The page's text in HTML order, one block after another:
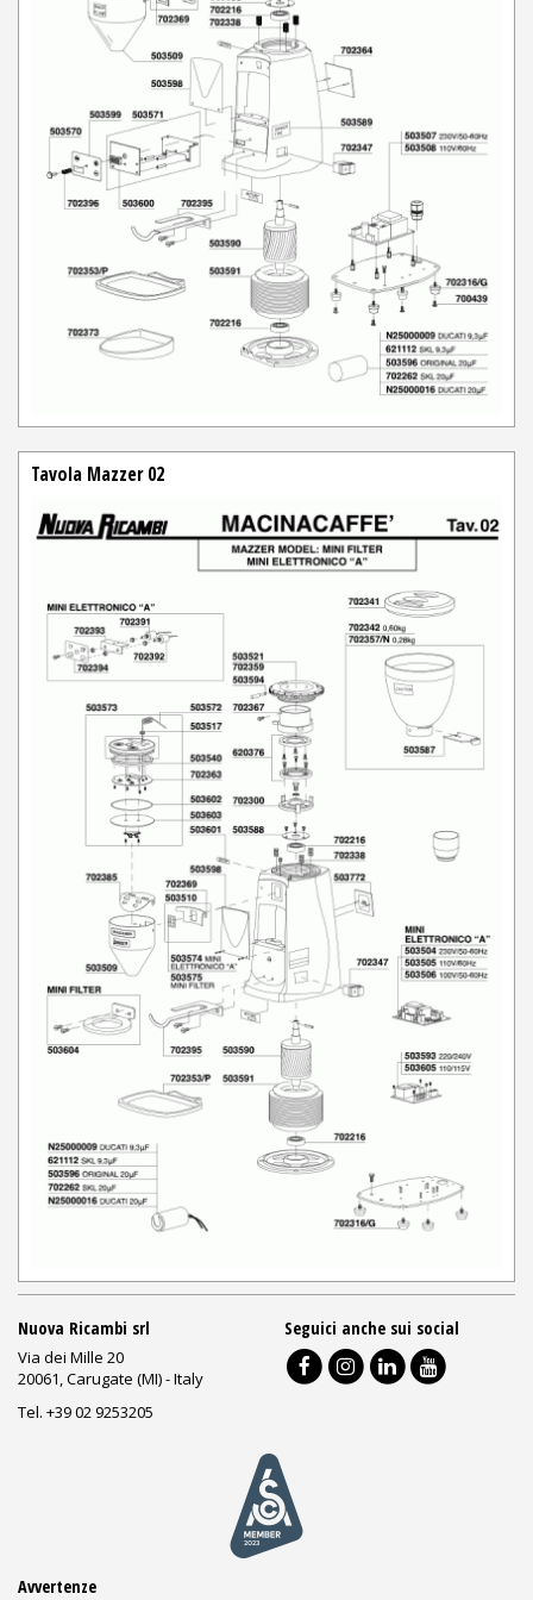
Tavola Mazzer 02
Nuova Ricambi srl
Via dei Mille 20
20061, Carugate (MI) - Italy
Tel. +39 02 9253205
Seguici anche sui social
Avvertenze